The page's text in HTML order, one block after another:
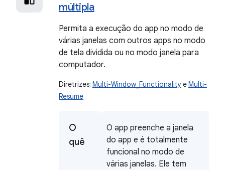
múltipla
Permita a execução do app no modo de
várias janelas com outros apps no modo
de tela dividida ou no modo janela para
computador.
Diretrizes: Multi-Window_Functionalitye Multi-
Resume
O
quê
O app preenche a janela
do app e é totalmente
funcional no modo de
várias janelas. Ele tem